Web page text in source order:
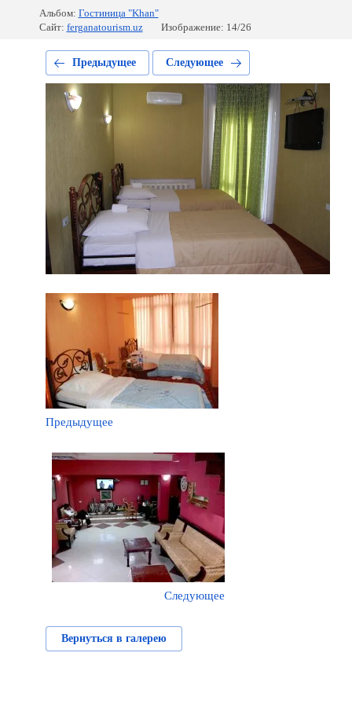
Альбом: Гостиница "Khan"
Сайт: ferganatourism.uz Изображение: 14/26
Предыдущее Следующее
Предыдущее
Следующее
Вернуться в галерею